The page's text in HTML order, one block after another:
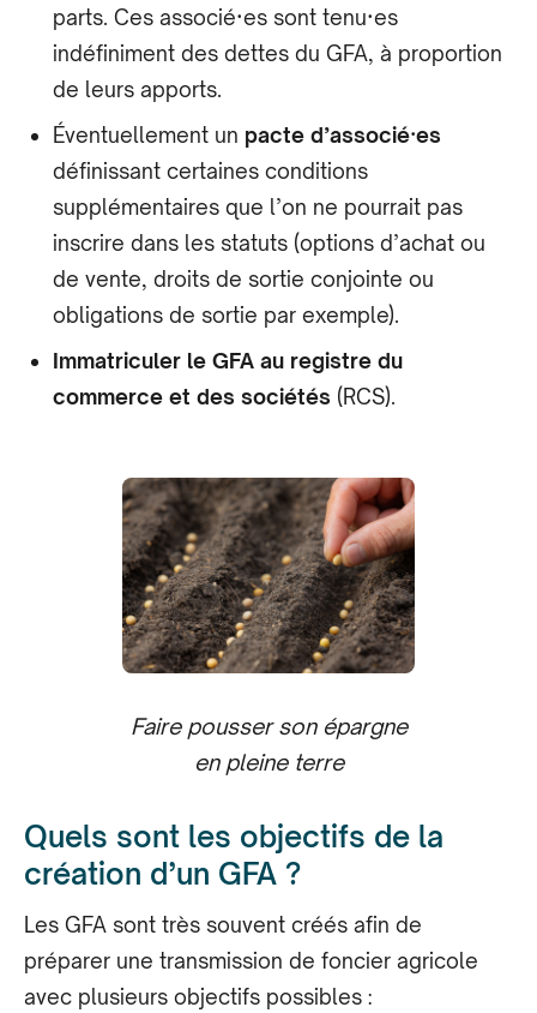
parts. Ces associé·es sont tenu·es
indéfiniment des dettes du GFA, à proportion
de leurs apports.
Éventuellement un pacte d’associé·es
définissant certaines conditions
supplémentaires que l’on ne pourrait pas
inscrire dans les statuts (options d’achat ou
de vente, droits de sortie conjointe ou
obligations de sortie par exemple).
Immatriculer le GFA au registre du
commerce et des sociétés (RCS).
Faire pousser son épargne
en pleine terre
Quels sont les objectifs de la
création d’un GFA ?
Les GFA sont très souvent créés afin de
préparer une transmission de foncier agricole
avec plusieurs objectifs possibles :